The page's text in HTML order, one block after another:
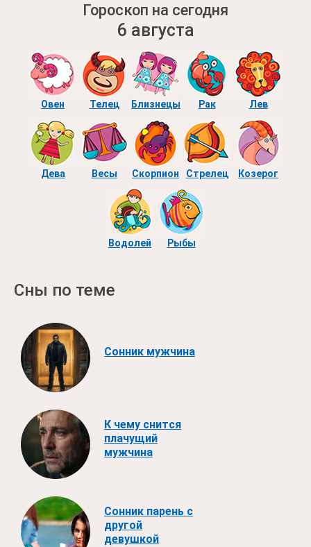
Гороскоп на сегодня
6 августа
Овен Телец Близнецы Рак Лев
Дева Весы Скорпион Стрелец Козерог
Водолей Рыбы
Сны по теме
Сонник мужчина
К чему снится
плачущий
мужчина
Сонник парень с
другой
девушкой